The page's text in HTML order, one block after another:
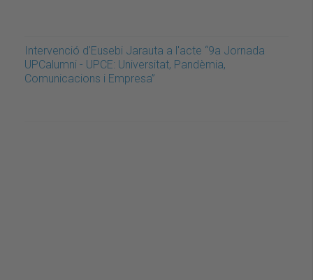
Intervenció d'Eusebi Jarauta a l'acte “9a Jornada
UPCalumni - UPCE: Universitat, Pandèmia,
Comunicacions i Empresa”